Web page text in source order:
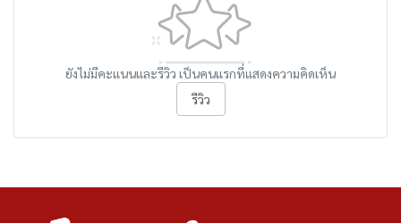
ยังไม่มีคะแนนและรีวิว เป็นคนแรกที่แสดงความคิดเห็น
รีวิว